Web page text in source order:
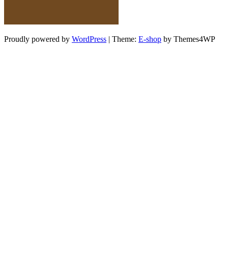
Proudly powered by WordPress | Theme: E-shop by Themes4WP